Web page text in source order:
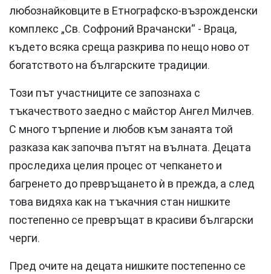
любознайковците в Етнографско-възрожденски
комплекс „Св. Софроний Врачански“ - Враца,
където всяка среща разкрива по нещо ново от
богатството на българските традиции.
Този път участниците се запознаха с
тъкачеството заедно с майстор Ангел Милчев.
С много търпение и любов към занаята той
разказа как започва пътят на вълната. Децата
проследиха целия процес от чепкането и
багренето до превръщането ѝ в прежда, а след
това видяха как на тъкачния стан нишките
постепенно се превръщат в красиви български
черги.
Пред очите на децата нишките постепенно се